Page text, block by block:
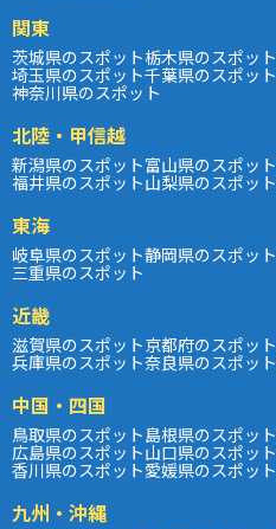
関東
茨城県のスポット栃木県のスポット
埼玉県のスポット千葉県のスポット
神奈川県のスポット
北陸・甲信越
新潟県のスポット富山県のスポット
福井県のスポット山梨県のスポット
東海
岐阜県のスポット静岡県のスポット
三重県のスポット
近畿
滋賀県のスポット京都府のスポット
兵庫県のスポット奈良県のスポット
中国・四国
鳥取県のスポット島根県のスポット
広島県のスポット山口県のスポット
香川県のスポット愛媛県のスポット
九州・沖縄